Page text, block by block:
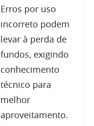
Erros por uso
incorreto podem
levar à perda de
fundos, exigindo
conhecimento
técnico para
melhor
aproveitamento.